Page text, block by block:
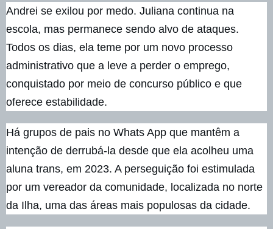
Andrei se exilou por medo. Juliana continua na
escola, mas permanece sendo alvo de ataques.
Todos os dias, ela teme por um novo processo
administrativo que a leve a perder o emprego,
conquistado por meio de concurso público e que
oferece estabilidade.
Há grupos de pais no Whats App que mantêm a
intenção de derrubá-la desde que ela acolheu uma
aluna trans, em 2023. A perseguição foi estimulada
por um vereador da comunidade, localizada no norte
da Ilha, uma das áreas mais populosas da cidade.